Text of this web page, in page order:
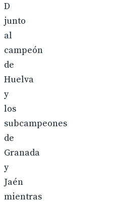
D
junto
al
campeón
de
Huelva
y
los
subcampeones
de
Granada
y
Jaén
mientras